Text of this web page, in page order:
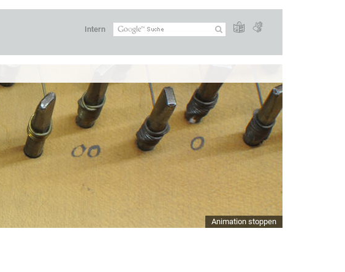
Intern
Animation stoppen